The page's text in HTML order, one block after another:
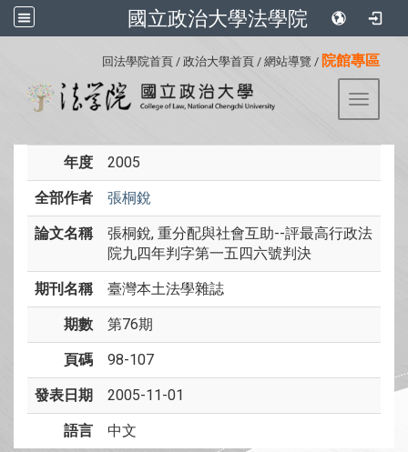
國立政治大學法學院
回法學院首頁 / 政治大學首頁 / 網站導覽 / 院館專區
Toggle
年度 2005
全部作者 張桐銳
論文名稱
張桐銳, 重分配與社會互助--評最高行政法
院九四年判字第一五四六號判決
期刊名稱 臺灣本土法學雜誌
期數 第76期
頁碼 98-107
發表日期 2005-11-01
語言 中文